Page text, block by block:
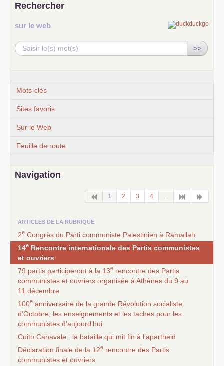
Rechercher
sur le web
>>
Mots-clés
Sites favoris
Sur le Web
Feuille de route
Navigation
1 2 3 4
ARTICLES DE LA RUBRIQUE
2e Congrès du Parti communiste Palestinien à Ramallah
14e Rencontre internationale des Partis communistes
et ouvriers
79 partis participeront à la 13e rencontre des Partis
communistes et ouvriers organisée à Athènes du 9 au
11 décembre
100e anniversaire de la grande Révolution socialiste
d’Octobre, les enseignements et les taches pour les
communistes d’aujourd’hui
Cuito Canavale : la bataille qui mit fin à l’apartheid
Déclaration finale de la 12e rencontre des Partis
communistes et ouvriers